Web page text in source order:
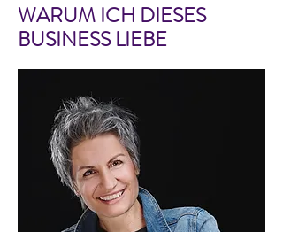
WARUM ICH DIESES
BUSINESS LIEBE